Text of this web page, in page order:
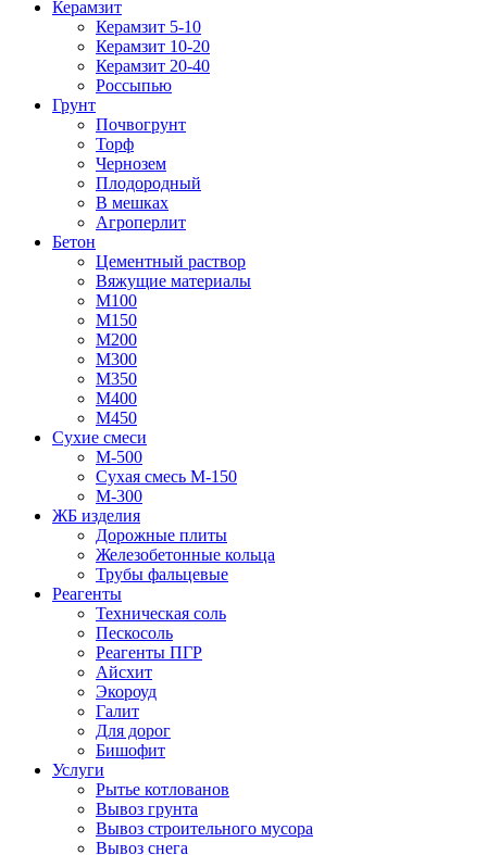
Керамзит
Керамзит 5-10
Керамзит 10-20
Керамзит 20-40
Россыпью
Грунт
Почвогрунт
Торф
Чернозем
Плодородный
В мешках
Агроперлит
Бетон
Цементный раствор
Вяжущие материалы
М100
М150
М200
М300
М350
М400
М450
Сухие смеси
М-500
Сухая смесь М-150
М-300
ЖБ изделия
Дорожные плиты
Железобетонные кольца
Трубы фальцевые
Реагенты
Техническая соль
Пескосоль
Реагенты ПГР
Айсхит
Экороуд
Галит
Для дорог
Бишофит
Услуги
Рытье котлованов
Вывоз грунта
Вывоз строительного мусора
Вывоз снега